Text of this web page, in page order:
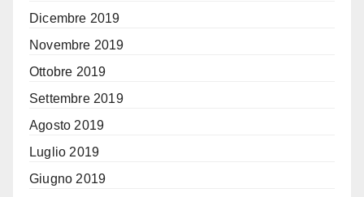
Dicembre 2019
Novembre 2019
Ottobre 2019
Settembre 2019
Agosto 2019
Luglio 2019
Giugno 2019